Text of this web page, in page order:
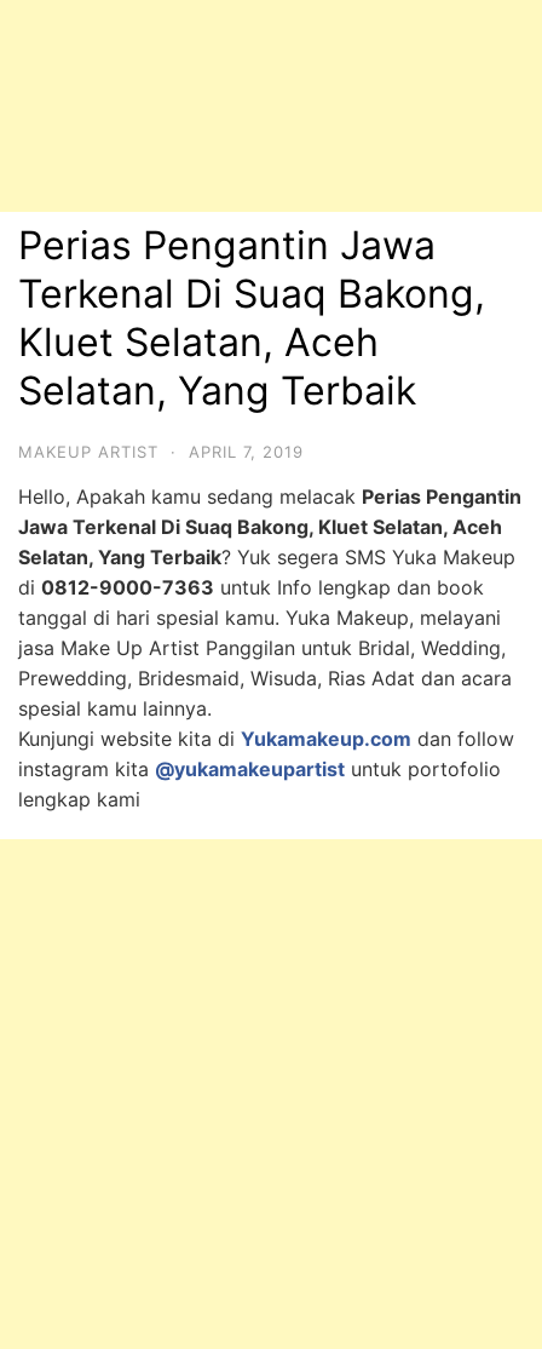
Perias Pengantin Jawa
Terkenal Di Suaq Bakong,
Kluet Selatan, Aceh
Selatan, Yang Terbaik
MAKEUP ARTIST · APRIL 7, 2019
Hello, Apakah kamu sedang melacak Perias Pengantin
Jawa Terkenal Di Suaq Bakong, Kluet Selatan, Aceh
Selatan, Yang Terbaik? Yuk segera SMS Yuka Makeup
di 0812-9000-7363 untuk Info lengkap dan book
tanggal di hari spesial kamu. Yuka Makeup, melayani
jasa Make Up Artist Panggilan untuk Bridal, Wedding,
Prewedding, Bridesmaid, Wisuda, Rias Adat dan acara
spesial kamu lainnya.
Kunjungi website kita di Yukamakeup.com dan follow
instagram kita @yukamakeupartist untuk portofolio
lengkap kami